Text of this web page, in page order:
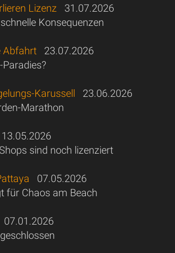
Lizenz 31.07.2026
Konsequenzen
Abfahrt 23.07.2026
Karussell 23.06.2026
Marathon
13.05.2026
sind noch lizenziert
07.05.2026
für Chaos am Beach
07.01.2026